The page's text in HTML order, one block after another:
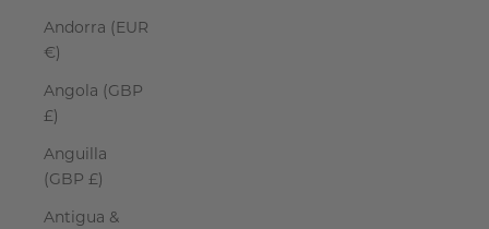
Andorra (EUR
€)
Angola (GBP
£)
Anguilla
(GBP £)
Antigua &